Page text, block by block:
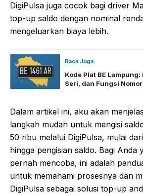
DigiPulsa juga cocok bagi driver
top-up saldo dengan nominal
mengeluarkan biaya lebih.
Baca Juga
Kode Plat BE Lampung:
Seri, dan Fungsi
Dalam artikel ini, aku akan
langkah mudah untuk mengisi
50 ribu melalui DigiPulsa, mulai
hingga pengisian saldo. Bagi Anda
pernah mencoba, ini adalah
untuk memahami prosesnya dan
DigiPulsa sebagai solusi top-up